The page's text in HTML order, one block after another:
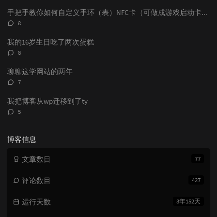
数：
手把手教你如何自定义手环（表）NFC卡（可做成游戏启动卡和电子名片）
评
数：
8
我的16岁生日吃了两次蛋糕
评
数：
8
聊聊这学网站的两年
评
数：
7
我把博客从wp迁移到了ty
评
5
博客信息
77
文章数目
427
评论数目
3年152天
运行天数